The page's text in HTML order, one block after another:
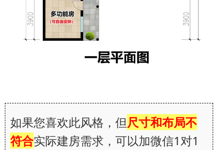
如果您喜欢此风格，但尺寸和布局不
符合实际建房需求，可以加微信1对1